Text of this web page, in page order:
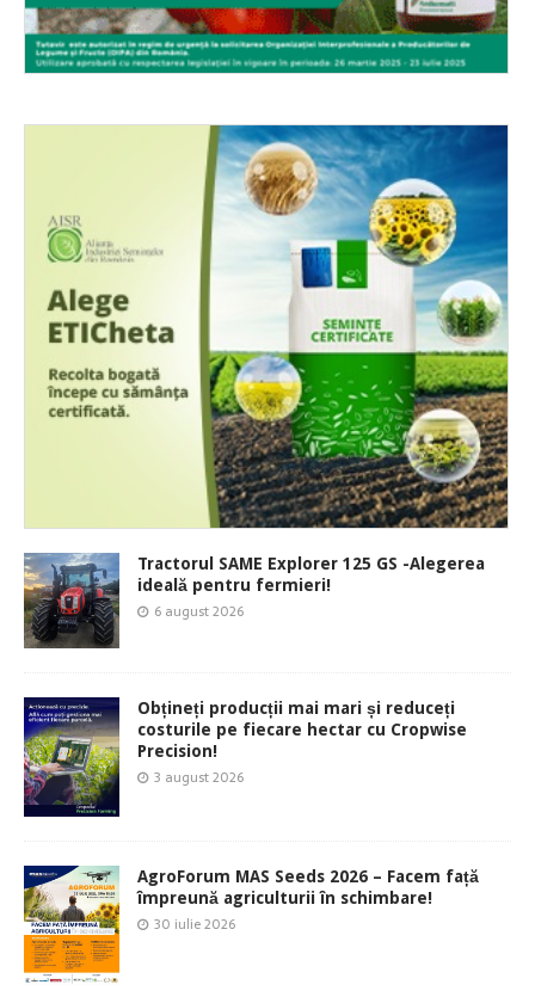
Tractorul SAME Explorer 125 GS -Alegerea
ideală pentru fermieri!
6 august 2026
Obțineți producții mai mari și reduceți
costurile pe fiecare hectar cu Cropwise
Precision!
3 august 2026
AgroForum MAS Seeds 2026 – Facem față
împreună agriculturii în schimbare!
30 iulie 2026